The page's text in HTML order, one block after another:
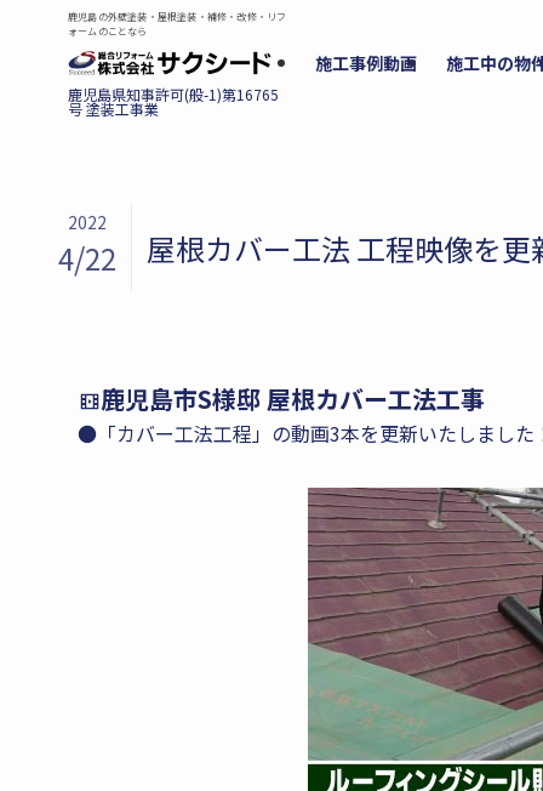
鹿児島の外壁塗装・屋根塗装・補修・改修・リフ
ォームのことなら
施工事例動画 施工中の物
屋根カバー工法 工程映像を
2022
4/22
鹿児島市S様邸 屋根カバー工法工事
●「カバー工法工程」の動画3本を更新いたしました